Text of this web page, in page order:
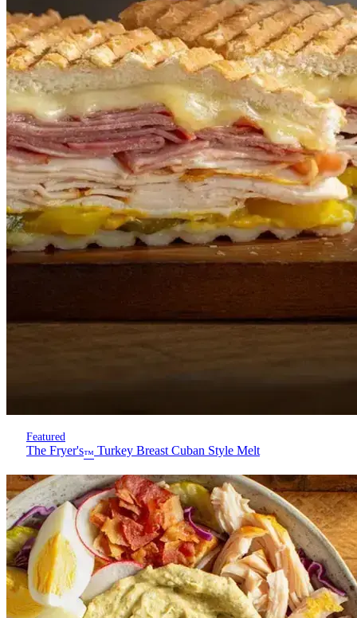
Featured
The Fryer's™ Turkey Breast Cuban Style Melt